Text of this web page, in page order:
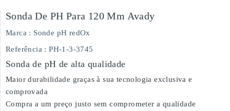
Sonda De PH Para 120 Mm Avady
Marca : Sonde pH redOx
Referência : PH-1-3-3745
Sonda de pH de alta qualidade
Maior durabilidade graças à sua tecnologia exclusiva e
comprovada
Compra a um preço justo sem comprometer a qualidade